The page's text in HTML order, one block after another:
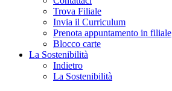
Trova Filiale
Invia il Curriculum
Prenota appuntamento in filiale
Blocco carte
La Sostenibilità
Indietro
La Sostenibilità